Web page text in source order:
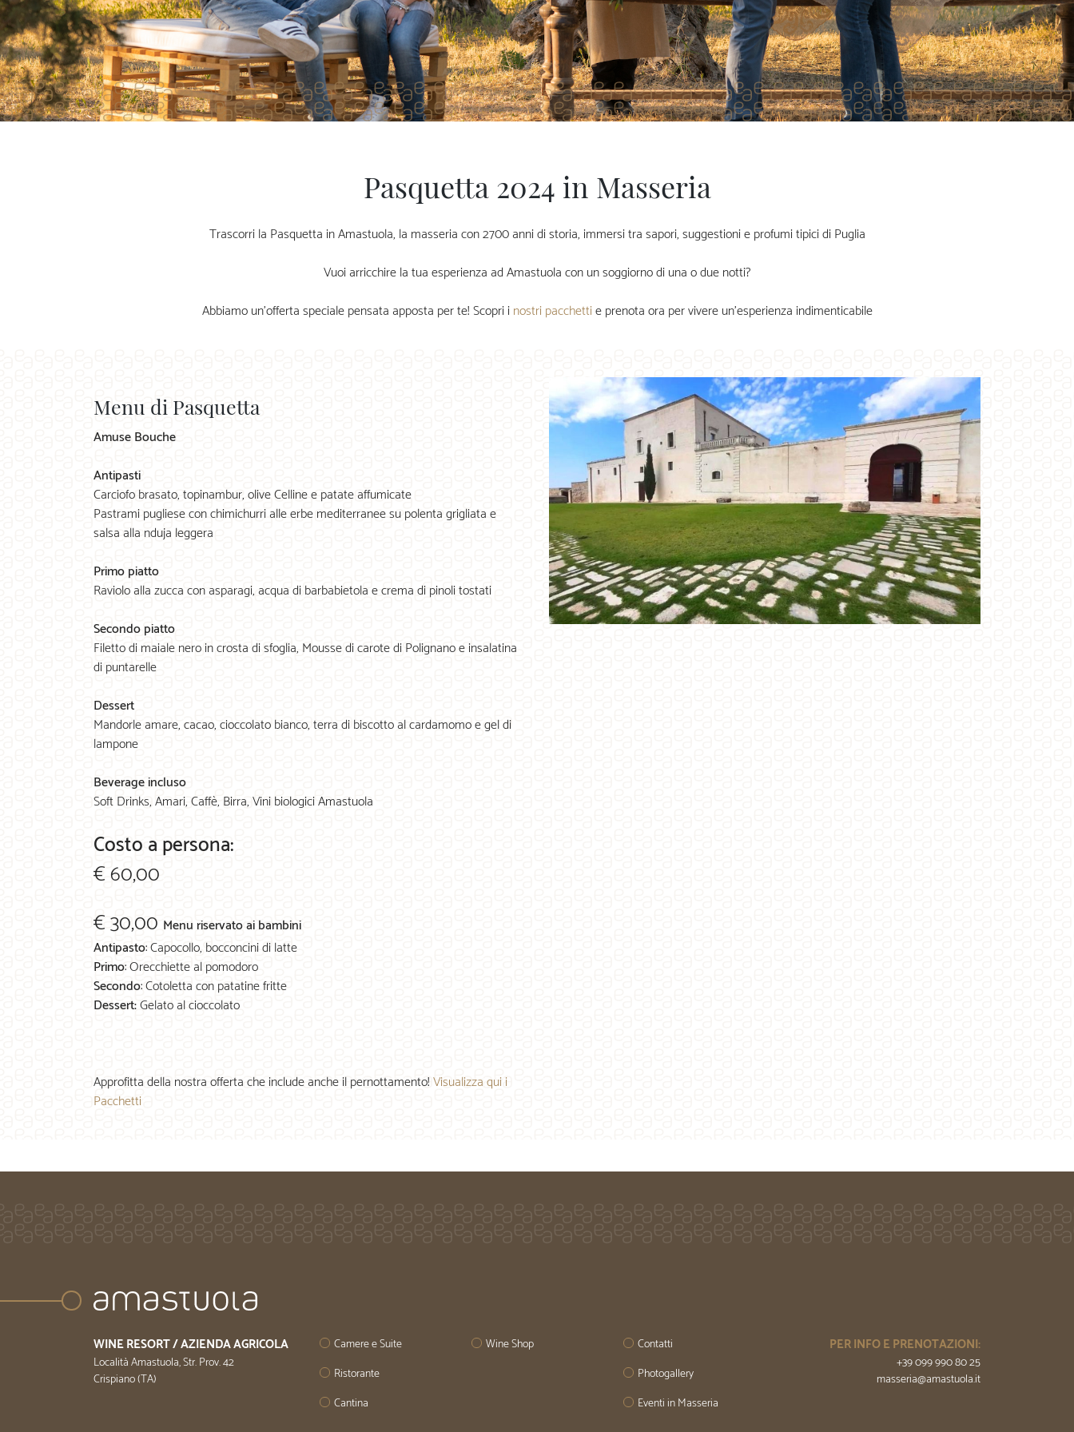
Pasquetta 2024 in Masseria
Trascorri la Pasquetta in Amastuola, la masseria con 2700 anni di storia, immersi tra sapori, suggestioni e profumi tipici di Puglia
Vuoi arricchire la tua esperienza ad Amastuola con un soggiorno di una o due notti?
Abbiamo un’offerta speciale pensata apposta per te! Scopri inostri pacchettie prenota ora per vivere un’esperienza indimenticabile
Menu di Pasquetta
Amuse Bouche
Antipasti
Carciofo brasato, topinambur, olive Celline e patate affumicate
Pastrami pugliese con chimichurri alle erbe mediterranee su polenta grigliata e
salsa alla nduja leggera
Primo piatto
Raviolo alla zucca con asparagi, acqua di barbabietola e crema di pinoli tostati
Secondo piatto
Filetto di maiale nero in crosta di sfoglia, Mousse di carote di Polignano e insalatina
di puntarelle
Dessert
Mandorle amare, cacao, cioccolato bianco, terra di biscotto al cardamomo e gel di
lampone
Beverage incluso
Soft Drinks, Amari, Caffè, Birra, Vini biologici Amastuola
Costo a persona:
€ 60,00
€ 30,00 Menu riservato ai bambini
Antipasto: Capocollo, bocconcini di latte
Primo: Orecchiette al pomodoro
Secondo: Cotoletta con patatine fritte
Dessert:Gelato al cioccolato
Approfitta della nostra offerta che include anche il pernottamento!Visualizza qui i
Pacchetti
WINE RESORT / AZIENDA AGRICOLA
Località Amastuola, Str. Prov. 42
Crispiano (TA)
Camere e Suite
Ristorante
Cantina
Wine Shop
Contatti
Photogallery
Eventi in Masseria
PER INFO E PRENOTAZIONI:
+39 099 990 80 25
masseria@amastuola.it